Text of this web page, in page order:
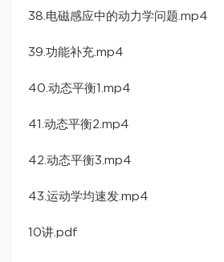
38.电磁感应中的动力学问题.mp4
39.功能补充.mp4
40.动态平衡1.mp4
41.动态平衡2.mp4
42.动态平衡3.mp4
43.运动学均速发.mp4
10讲.pdf